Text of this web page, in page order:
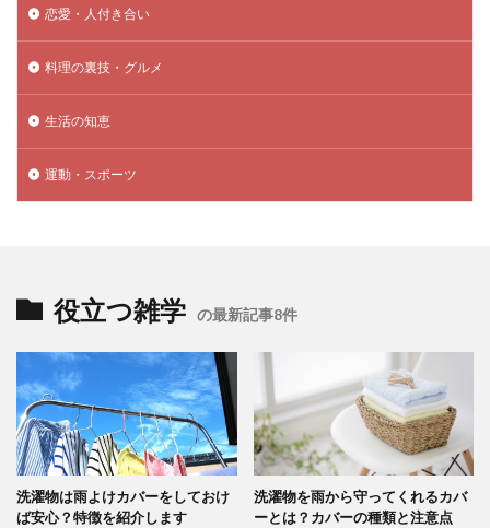
恋愛・人付き合い
料理の裏技・グルメ
生活の知恵
運動・スポーツ
役立つ雑学 の最新記事8件
洗濯物は雨よけカバーをしておけ
ば安心？特徴を紹介します
洗濯物を雨から守ってくれるカバ
ーとは？カバーの種類と注意点